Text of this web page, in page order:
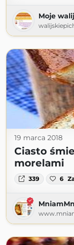
Moje
19 marca 2018
Ciasto
morelami
339 6